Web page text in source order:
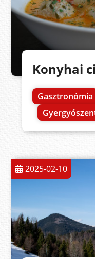
Konyhai
Gasztronómia
2025-02-10